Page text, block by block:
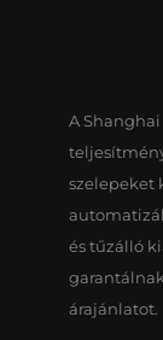
A Shanghai
szelepeket
és tűzálló
árajánlatot.